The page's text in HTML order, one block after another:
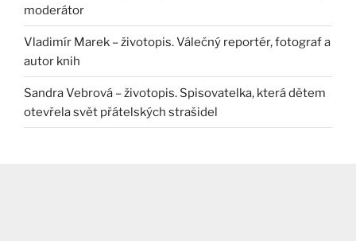
moderátor
Vladimír Marek – životopis. Válečný reportér, fotograf a
autor knih
Sandra Vebrová – životopis. Spisovatelka, která dětem
otevřela svět přátelských strašidel